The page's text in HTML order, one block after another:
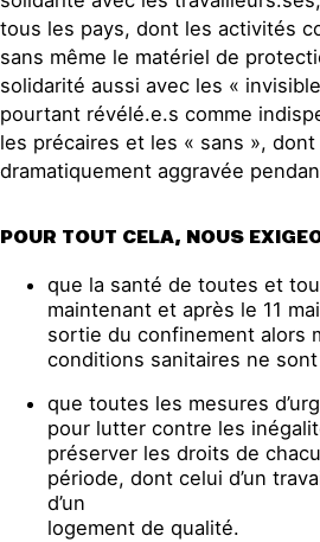
tous les pays, dont les activités
sans même le matériel de
solidarité aussi avec les «
pourtant révélé.e.s comme
les précaires et les « sans », dont
dramatiquement aggravée
POUR TOUT CELA, NOUS
que la santé de toutes et
maintenant et après le 11
sortie du confinement alors
conditions sanitaires ne
que toutes les mesures
pour lutter contre les
préserver les droits de
période, dont celui d’un
d’un
logement de qualité.